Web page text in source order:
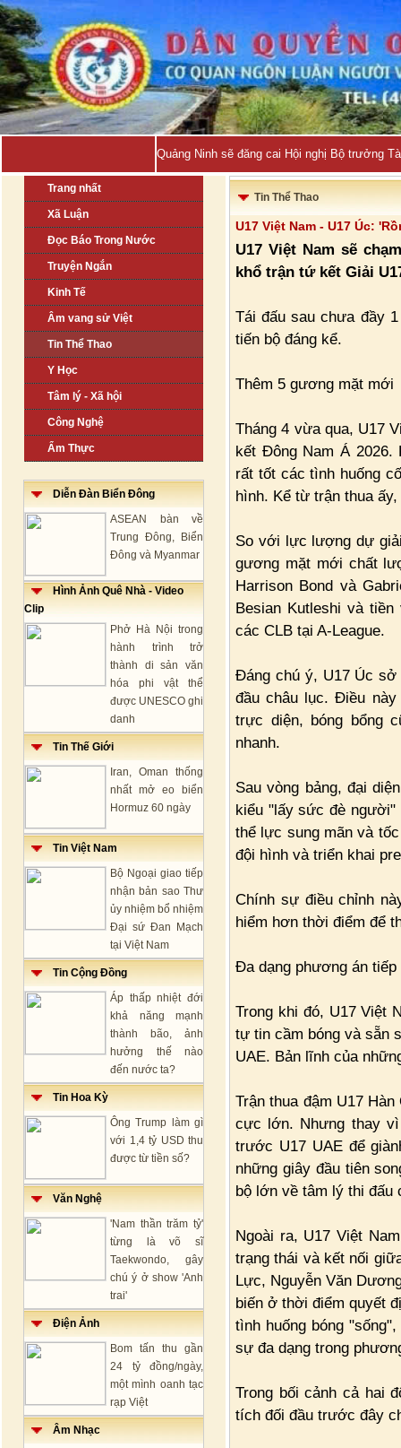
Quảng Ninh sẽ đăng cai Hội nghị Bộ trưởng
Trang nhất
Xã Luận
Đọc Báo Trong Nước
Truyện Ngắn
Kinh Tế
Âm vang sử Việt
Tin Thể Thao
Y Học
Tâm lý - Xã hội
Công Nghệ
Ẩm Thực
Diễn Đàn Biển Đông
ASEAN bàn về
Trung Đông, Biển
Đông và Myanmar
Hình Ảnh Quê Nhà - Video
Clip
Phở Hà Nội trong
hành trình trở
thành di sản văn
hóa phi vật thể
được UNESCO ghi
danh
Tin Thế Giới
Iran, Oman thống
nhất mở eo biển
Hormuz 60 ngày
Tin Việt Nam
Bộ Ngoại giao tiếp
nhận bản sao Thư
ủy nhiệm bổ nhiệm
Đại sứ Đan Mạch
tại Việt Nam
Tin Cộng Đồng
Áp thấp nhiệt đới
khả năng mạnh
thành bão, ảnh
hưởng thế nào
đến nước ta?
Tin Hoa Kỳ
Ông Trump làm gì
với 1,4 tỷ USD thu
được từ tiền số?
Văn Nghệ
'Nam thần trăm tỷ'
từng là võ sĩ
Taekwondo, gây
chú ý ở show 'Anh
trai'
Điện Ảnh
Bom tấn thu gần
24 tỷ đồng/ngày,
một mình oanh tạc
rạp Việt
Âm Nhạc
Tin Thể Thao
U17 Việt Nam - U17 Úc:
U17 Việt Nam sẽ
khổ trận tứ kết Giải
Tái đấu sau chưa đầy
tiến bộ đáng kể.
Thêm 5 gương mặt mới
Tháng 4 vừa qua, U17
kết Đông Nam Á 2026.
rất tốt các tình huống
hình. Kể từ trận thua
So với lực lượng dự
gương mặt mới chất
Harrison Bond và
Besian Kutleshi và
các CLB tại A-League.
Đáng chú ý, U17 Úc sở
đầu châu lục. Điều
trực diện, bóng bổng
nhanh.
Sau vòng bảng, đại
kiểu "lấy sức đè
thể lực sung mãn và
đội hình và triển khai
Chính sự điều chỉnh
hiểm hơn thời điểm để
Đa dạng phương án tiếp
Trong khi đó, U17 Việt
tự tin cầm bóng và sẵn
UAE. Bản lĩnh của
Trận thua đậm U17
cực lớn. Nhưng thay
trước U17 UAE để
những giây đầu tiên
bộ lớn về tâm lý thi đấu
Ngoài ra, U17 Việt
trạng thái và kết nối
Lực, Nguyễn Văn
biến ở thời điểm quyết
tình huống bóng
sự đa dạng trong
Trong bối cảnh cả hai
tích đối đầu trước đây